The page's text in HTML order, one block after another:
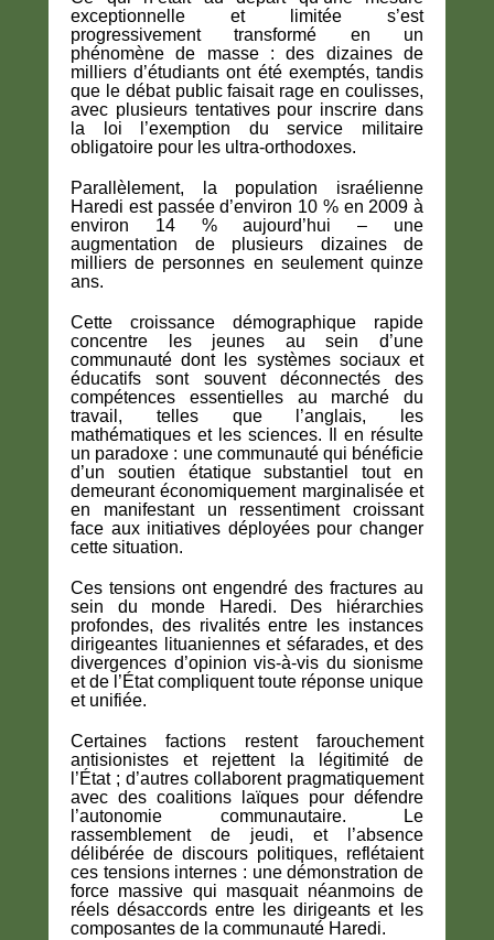
exceptionnelle et limitée s’est
progressivement transformé en un
phénomène de masse : des dizaines de
milliers d’étudiants ont été exemptés, tandis
que le débat public faisait rage en coulisses,
avec plusieurs tentatives pour inscrire dans
la loi l’exemption du service militaire
obligatoire pour les ultra-orthodoxes.
Parallèlement, la population israélienne
Haredi est passée d’environ 10 % en 2009 à
environ 14 % aujourd’hui – une
augmentation de plusieurs dizaines de
milliers de personnes en seulement quinze
ans.
Cette croissance démographique rapide
concentre les jeunes au sein d’une
communauté dont les systèmes sociaux et
éducatifs sont souvent déconnectés des
compétences essentielles au marché du
travail, telles que l’anglais, les
mathématiques et les sciences. Il en résulte
un paradoxe : une communauté qui bénéficie
d’un soutien étatique substantiel tout en
demeurant économiquement marginalisée et
en manifestant un ressentiment croissant
face aux initiatives déployées pour changer
cette situation.
Ces tensions ont engendré des fractures au
sein du monde Haredi. Des hiérarchies
profondes, des rivalités entre les instances
dirigeantes lituaniennes et séfarades, et des
divergences d’opinion vis-à-vis du sionisme
et de l’État compliquent toute réponse unique
et unifiée.
Certaines factions restent farouchement
antisionistes et rejettent la légitimité de
l’État ; d’autres collaborent pragmatiquement
avec des coalitions laïques pour défendre
l’autonomie communautaire. Le
rassemblement de jeudi, et l’absence
délibérée de discours politiques, reflétaient
ces tensions internes : une démonstration de
force massive qui masquait néanmoins de
réels désaccords entre les dirigeants et les
composantes de la communauté Haredi.